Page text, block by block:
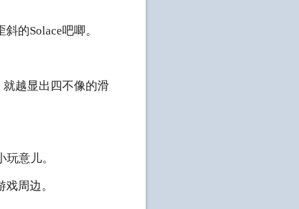
的Solace吧唧。
越显出四不像的滑
意儿。
周边。